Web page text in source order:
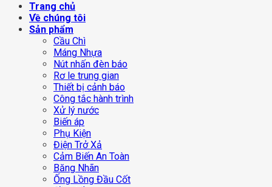
Trang chủ
Về chúng tôi
Sản phẩm
Cầu Chì
Máng Nhựa
Nút nhấn đèn báo
Rơ le trung gian
Thiết bị cảnh báo
Công tắc hành trình
Xử lý nước
Biến áp
Phụ Kiện
Điện Trở Xả
Cảm Biến An Toàn
Băng Nhãn
Ống Lồng Đầu Cốt